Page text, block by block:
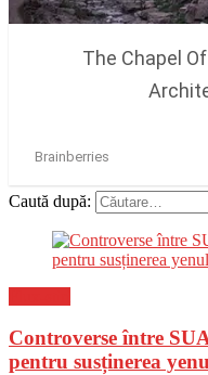
Caută după:
Controverse între
pentru susținerea